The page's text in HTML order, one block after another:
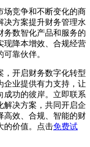
场竞争和不断变化的商
决方案提升财务管理水
务数智化产品和服务的
现降本增效、合规经营
靠伙伴。
，开启财务数字化转型
企业提供有力支持，让
成功的彼岸。立即联系
解决方案，共同开启企
高效、合规、智能的财
的价值。点击免费试